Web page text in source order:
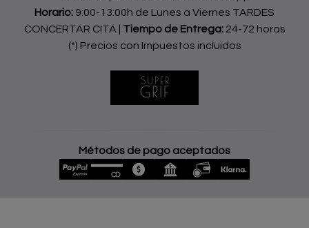
Horario: 9:00-13:00h de Lunes a Viernes TARDES
CONCERTAR CITA | Tiempo de Entrega: 24-72 horas
(*) Precios con Impuestos incluidos
Métodos de pago aceptados